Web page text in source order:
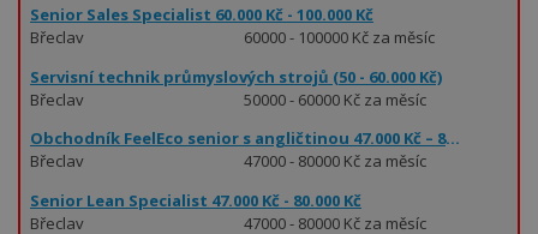
Senior Sales Specialist 60.000 Kč - 100.000 Kč
Břeclav
60000 - 100000 Kč za měsíc
Servisní technik průmyslových strojů (50 - 60.000 Kč)
Břeclav
50000 - 60000 Kč za měsíc
Obchodník FeelEco senior s angličtinou 47.000 Kč – 80.000 Kč
Břeclav
47000 - 80000 Kč za měsíc
Senior Lean Specialist 47.000 Kč - 80.000 Kč
Břeclav
47000 - 80000 Kč za měsíc